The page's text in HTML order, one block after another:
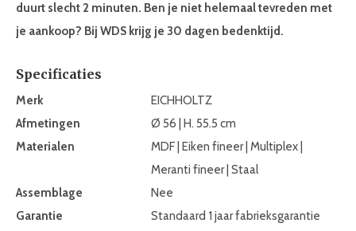
duurt slecht 2 minuten. Ben je niet helemaal tevreden met
je aankoop? Bij WDS krijg je 30 dagen bedenktijd.
Specificaties
Merk
EICHHOLTZ
Afmetingen
Ø 56 | H. 55.5 cm
Materialen
MDF | Eiken fineer | Multiplex |
Meranti fineer | Staal
Assemblage
Nee
Garantie
Standaard 1 jaar fabrieksgarantie